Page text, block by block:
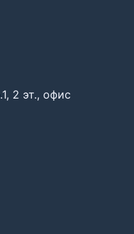
2 эт., офис